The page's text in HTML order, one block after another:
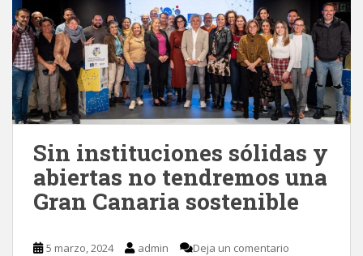
Sin instituciones sólidas y
abiertas no tendremos una
Gran Canaria sostenible
5 marzo, 2024 admin Deja un comentario